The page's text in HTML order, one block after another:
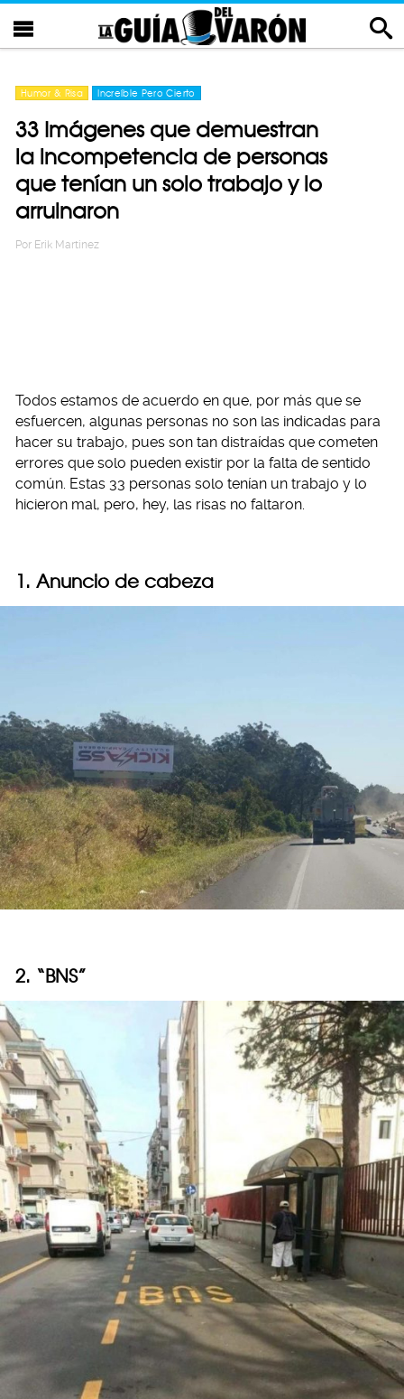
Humor & Risa Increíble Pero Cierto
33 Imágenes que demuestran
la incompetencia de personas
que tenían un solo trabajo y lo
arruinaron
Por Erik Martinez
Todos estamos de acuerdo en que, por más que se
esfuercen, algunas personas no son las indicadas para
hacer su trabajo, pues son tan distraídas que cometen
errores que solo pueden existir por la falta de sentido
común. Estas 33 personas solo tenían un trabajo y lo
hicieron mal, pero, hey, las risas no faltaron.
1. Anuncio de cabeza
2. “BNS”